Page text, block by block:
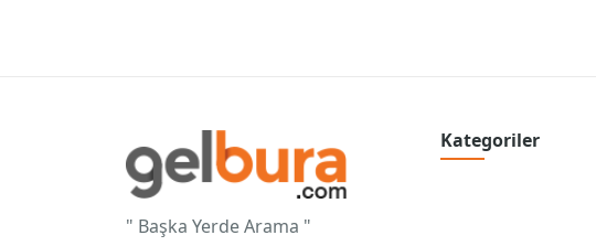
" Başka Yerde Arama "
Kategoriler